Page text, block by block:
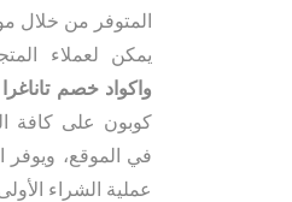
المتوفر من خلال
يمكن لعملاء
واكواد خصم تاناغرا
كوبون على كافة
في الموقع،
عملية الشراء